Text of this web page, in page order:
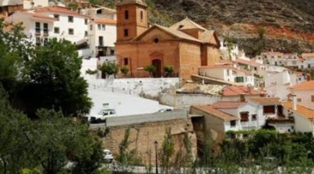
Inicio/Escuchar/Felipe y el nuevo bar de Laroya
FELIPE Y EL NUEVO BAR DE
LAROYA
Escrito por:Vivaces